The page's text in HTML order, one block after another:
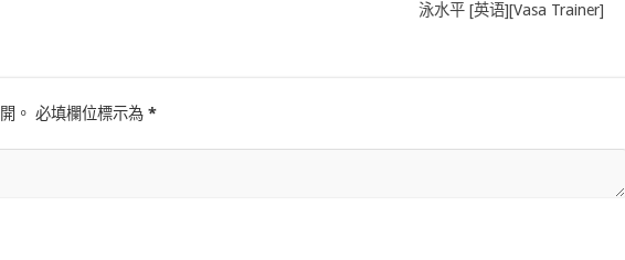
泳水平 [英语][Vasa Trainer]
。 必填欄位標示為 *